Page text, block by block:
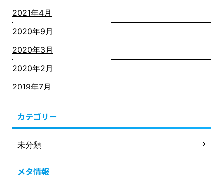
2021年4月
2020年9月
2020年3月
2020年2月
2019年7月
カテゴリー
未分類
メタ情報